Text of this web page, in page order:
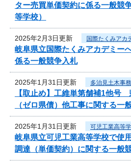
ター売買単価契約に係る一般競
等学校）
2025年2月3日更新 国際たくみアカ
岐阜県立国際たくみアカデミー
係る一般競争入札
2025年1月31日更新 多治見土木事
【取止め】工維単第舗補1他
（ゼロ県債）他工事に関する一
2025年1月31日更新 可児工業高等
岐阜県立可児工業高等学校で使
調達（単価契約）に関する一般